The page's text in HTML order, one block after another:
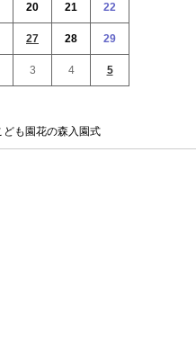
20 21 22
27 28 29
3 4 5
ども園花の森入園式